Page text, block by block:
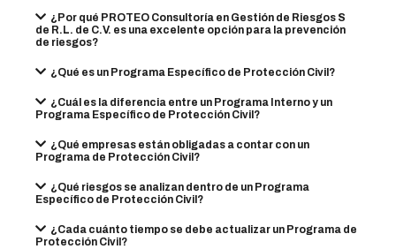
¿Por qué PROTEO Consultoría en Gestión de Riesgos S
de R.L. de C.V. es una excelente opción para la prevención
de riesgos?
¿Qué es un Programa Específico de Protección Civil?
¿Cuál es la diferencia entre un Programa Interno y un
Programa Específico de Protección Civil?
¿Qué empresas están obligadas a contar con un
Programa de Protección Civil?
¿Qué riesgos se analizan dentro de un Programa
Específico de Protección Civil?
¿Cada cuánto tiempo se debe actualizar un Programa de
Protección Civil?